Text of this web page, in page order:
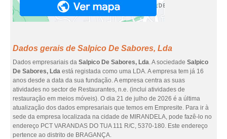
Dados gerais de Salpico De Sabores, Lda
Dados empresariais da Salpico De Sabores, Lda. A sociedade Salpico
De Sabores, Lda está registada como uma LDA. A empresa tem já 16
anos desde a data da sua fundação. A empresa centra as suas
atividades no sector de Restaurantes, n.e. (inclui atividades de
restauração em meios móveis). O dia 21 de julho de 2026 é a última
atualização dos dados empresariais que temos em Empresite. Para ir à
sede da empresa localizada na cidade de MIRANDELA, pode fazê-lo no
endereço PCT VARANDAS DO TUA 111 R/C, 5370-180. Este endereço
pertence ao distrito de BRAGANÇA.